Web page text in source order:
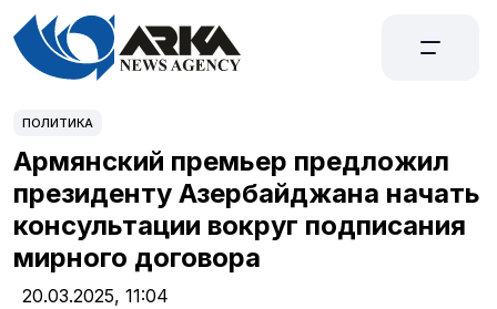
ПОЛИТИКА
Армянский премьер предложил
президенту Азербайджана начать
консультации вокруг подписания
мирного договора
20.03.2025, 11:04